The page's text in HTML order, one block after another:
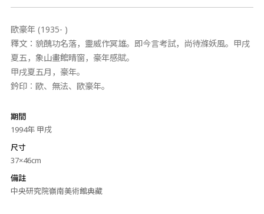
歐豪年 (1935- )
釋文：貌醜功名落，靈威作冥雄。即今言考試，尚待滌妖風。甲戌
夏五，象山畫館晴窗，豪年感賦。
甲戌夏五月，豪年。
鈐印︰歐、無法、歐豪年。
期間
1994年 甲戌
尺寸
37×46cm
備註
中央研究院嶺南美術館典藏